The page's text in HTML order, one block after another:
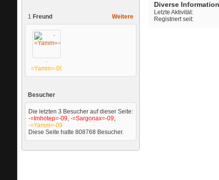
Weitere
1 Freund
-
=Yamm=-09
Besucher
Die letzten 3 Besucher auf dieser Seite:
-=Imhotep=-09 -=Sargonax=-09
-=Yamm=-09
Diese Seite hatte 808768 Besucher.
Diverse
Letzte Aktivität
Registriert seit